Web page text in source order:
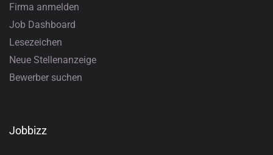
Firma anmelden
Job Dashboard
Lesezeichen
Neue Stellenanzeige
Bewerber suchen
Jobbizz